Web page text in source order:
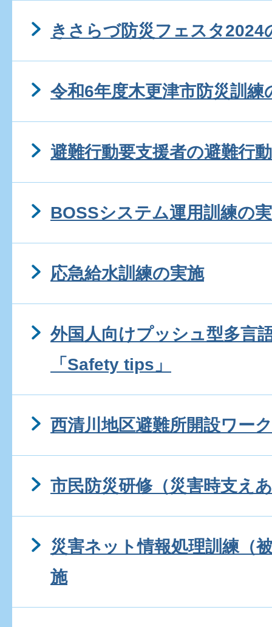
きさらづ防災フェスタ2024
令和6年度木更津市防災訓練
避難行動要支援者の避難行
BOSSシステム運用訓練の
応急給水訓練の実施
外国人向けプッシュ型多言
「Safety tips」
西清川地区避難所開設ワー
市民防災研修（災害時支え
災害ネット情報処理訓練（
施